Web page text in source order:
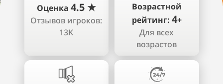
Оценка 4.5 ★
Отзывов игроков:
13K
Возрастной
рейтинг: 4+
Для всех
возрастов